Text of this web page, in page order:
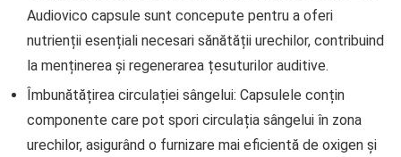
Audiovico capsule sunt concepute pentru a oferi
nutrienții esențiali necesari sănătății urechilor, contribuind
la menținerea și regenerarea țesuturilor auditive.
Îmbunătățirea circulației sângelui: Capsulele conțin
componente care pot spori circulația sângelui în zona
urechilor, asigurând o furnizare mai eficientă de oxigen și